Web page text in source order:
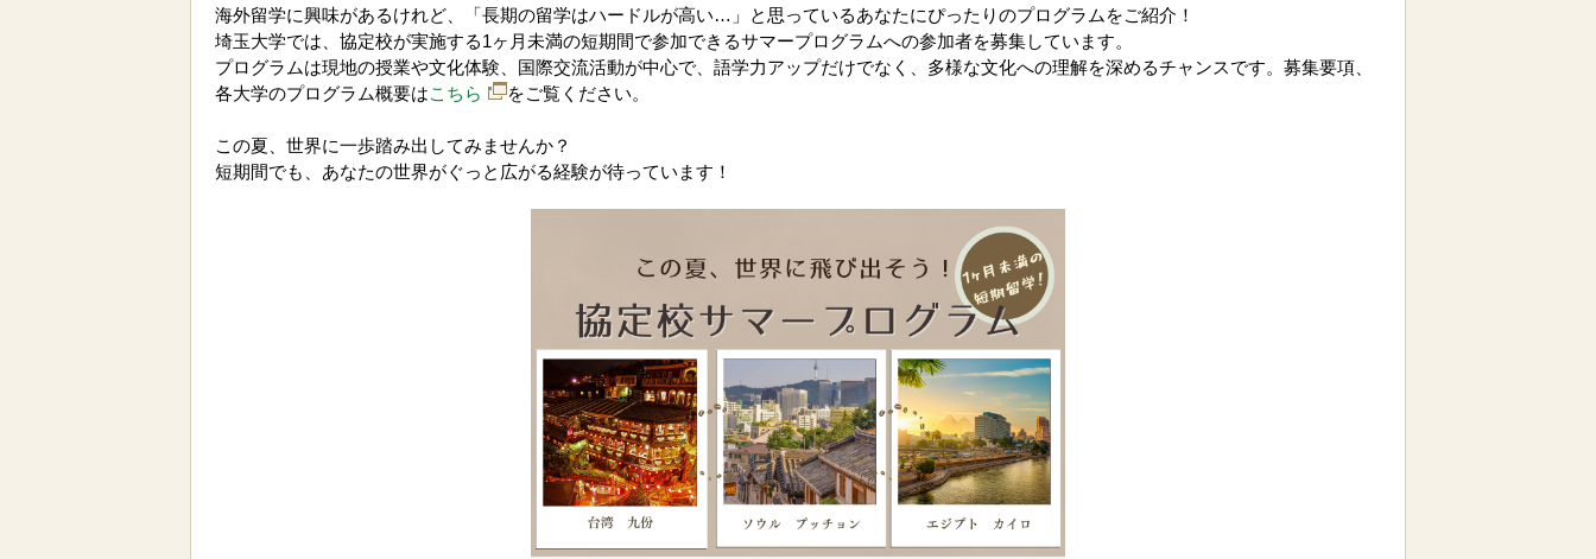
海外留学に興味があるけれど、「長期の留学はハードルが高い…」と思っているあなたにぴったりのプログラムをご紹介！
埼玉大学では、協定校が実施する1ヶ月未満の短期間で参加できるサマープログラムへの参加者を募集しています。
プログラムは現地の授業や文化体験、国際交流活動が中心で、語学力アップだけでなく、多様な文化への理解を深めるチャンスです。募集要項、
各大学のプログラム概要はこちら をご覧ください。
この夏、世界に一歩踏み出してみませんか？
短期間でも、あなたの世界がぐっと広がる経験が待っています！